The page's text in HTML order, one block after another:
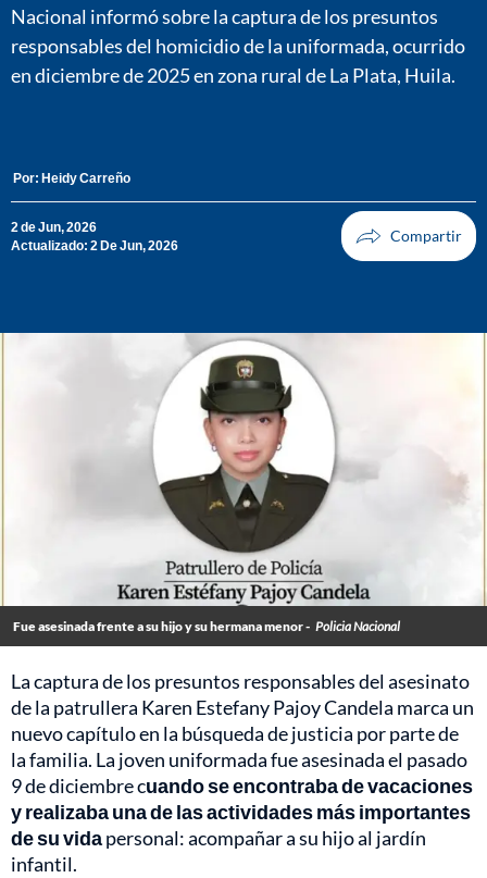
Nacional informó sobre la captura de los presuntos
responsables del homicidio de la uniformada, ocurrido
en diciembre de 2025 en zona rural de La Plata, Huila.
Por: Heidy Carreño
2 de Jun, 2026
Actualizado: 2 De Jun, 2026
Fue asesinada frente a su hijo y su hermana menor - Policia Nacional
La captura de los presuntos responsables del asesinato
de la patrullera Karen Estefany Pajoy Candela marca un
nuevo capítulo en la búsqueda de justicia por parte de
la familia. La joven uniformada fue asesinada el pasado
9 de diciembre cuando se encontraba de vacaciones
y realizaba una de las actividades más importantes
de su vidapersonal: acompañar a su hijo al jardín
infantil.